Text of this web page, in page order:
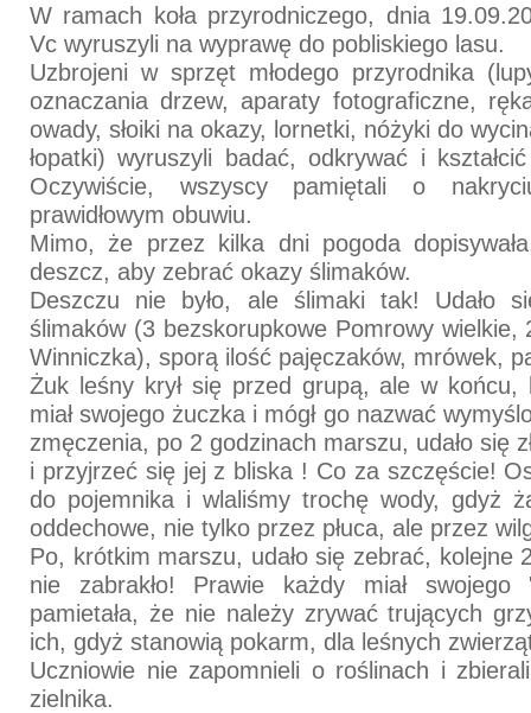
W ramach koła przyrodniczego, dnia
Vc wyruszyli na wyprawę do pobliskiego lasu.
Uzbrojeni w sprzęt młodego przyrodnika
oznaczania drzew, aparaty fotograficzne,
owady, słoiki na okazy, lornetki, nóżyki do
łopatki) wyruszyli badać, odkrywać i
Oczywiście, wszyscy pamiętali o
prawidłowym obuwiu.
Mimo, że przez kilka dni pogoda
deszcz, aby zebrać okazy ślimaków.
Deszczu nie było, ale ślimaki tak! Udało
ślimaków (3 bezskorupkowe Pomrowy wielkie,
Winniczka), sporą ilość pajęczaków, mrówek,
Żuk leśny krył się przed grupą, ale w końcu,
miał swojego żuczka i mógł go nazwać
zmęczenia, po 2 godzinach marszu, udało się
i przyjrzeć się jej z bliska ! Co za szczęście!
do pojemnika i wlaliśmy trochę wody, gdyż
oddechowe, nie tylko przez płuca, ale przez
Po, krótkim marszu, udało się zebrać, kolejne
nie zabrakło! Prawie każdy miał swojego
pamietała, że nie należy zrywać trujących
ich, gdyż stanowią pokarm, dla leśnych
Uczniowie nie zapomnieli o roślinach i
zielnika.